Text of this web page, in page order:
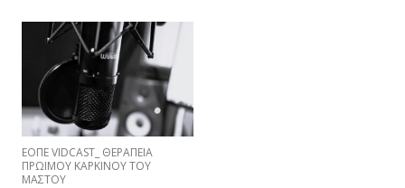
ΕΟΠΕ VIDCAST_ ΘΕΡΑΠΕΙΑ
ΠΡΩΙΜΟΥ ΚΑΡΚΙΝΟΥ ΤΟΥ
ΜΑΣΤΟΥ